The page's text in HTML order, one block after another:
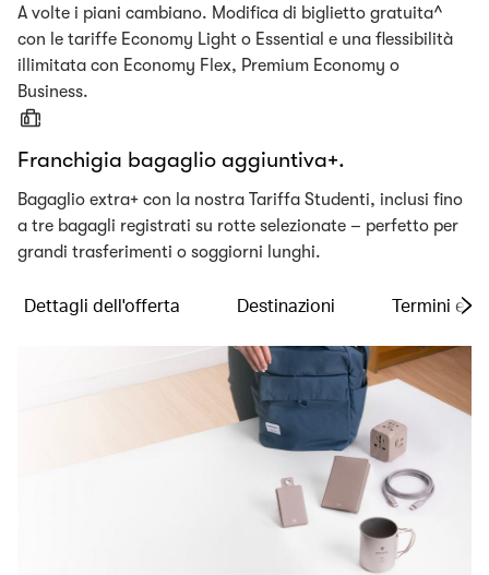
A volte i piani cambiano. Modifica di biglietto gratuita^
con le tariffe Economy Light o Essential e una flessibilità
illimitata con Economy Flex, Premium Economy o
Business.
Franchigia bagaglio aggiuntiva+.
Bagaglio extra+ con la nostra Tariffa Studenti, inclusi fino
a tre bagagli registrati su rotte selezionate – perfetto per
grandi trasferimenti o soggiorni lunghi.
Dettagli dell'offerta Destinazioni Termini e